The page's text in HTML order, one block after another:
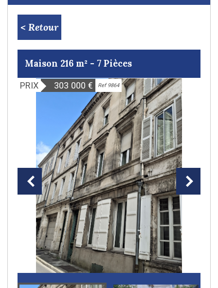
< Retour
Maison 216 m² - 7 Pièces
PRIX 303 000 € Ref 9864